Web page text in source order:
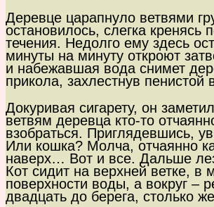
Деревце царапнуло ветвями
остановилось, слегка кренясь
течения. Недолго ему здесь
минуты на минуту откроют
и набежавшая вода снимет
прикола, захлестнув пенистой
Докуривая сигарету, он
ветвям деревца кто-то
взобраться. Приглядевшись,
Или кошка? Молча, отчаянно
наверх… Вот и все. Дальше
Кот сидит на верхней ветке, в
поверхности воды, а вокруг –
двадцать до берега, столько